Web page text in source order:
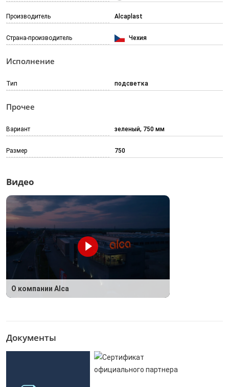
Производитель Alcaplast
Страна-производитель Чехия
Исполнение
Тип подсветка
Прочее
Вариант зеленый, 750 мм
Размер 750
Видео
О компании Alca
Документы